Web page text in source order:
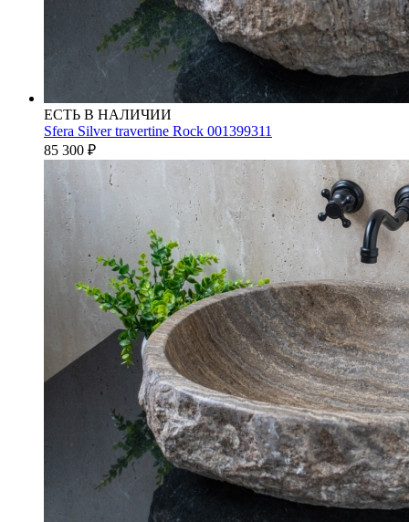
ЕСТЬ В НАЛИЧИИ
Sfera Silver travertine Rock 001399311
85 300 ₽